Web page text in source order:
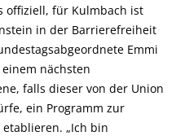
offiziell, für Kulmbach ist
in der Barrierefreiheit
Emmi
nächsten
falls dieser von der Union
ein Programm zur
„Ich bin